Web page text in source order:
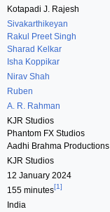
Kotapadi J. Rajesh
Sivakarthikeyan
Rakul Preet Singh
Sharad Kelkar
Isha Koppikar
Nirav Shah
Ruben
A. R. Rahman
KJR Studios
Phantom FX Studios
Aadhi Brahma Productions
KJR Studios
12 January 2024
155 minutes[1]
India